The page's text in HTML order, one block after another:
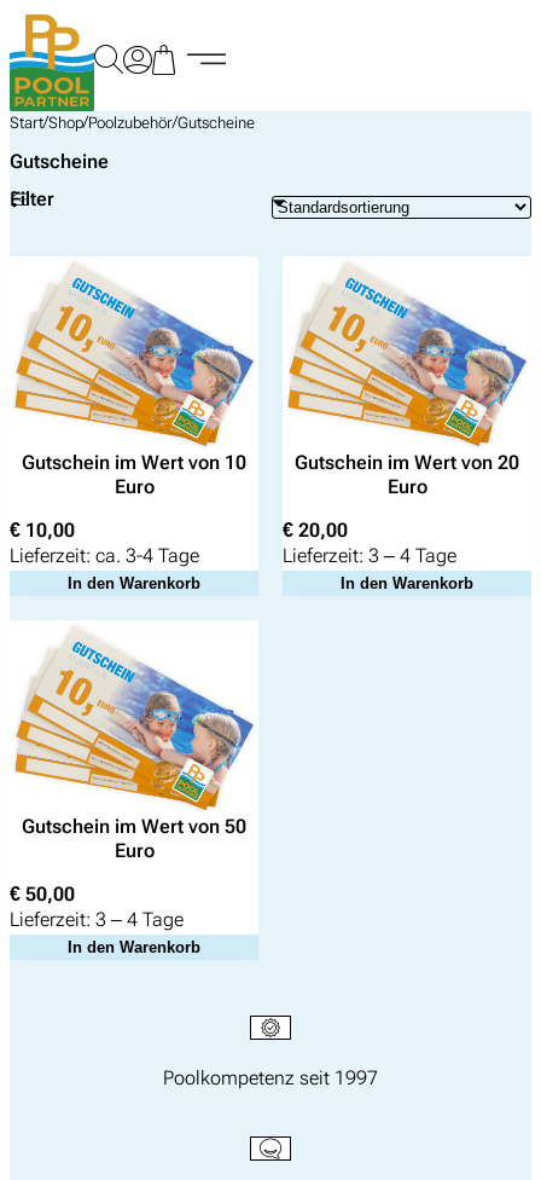
Zum
Inhalt
springen
Start/Shop/Poolzubehör/Gutscheine
Gutscheine
Filter
Gutschein im Wert von 10
Euro
€ 10,00
Lieferzeit: ca. 3-4 Tage
In den Warenkorb
Gutschein im Wert von 20
Euro
€ 20,00
Lieferzeit: 3 – 4 Tage
In den Warenkorb
Gutschein im Wert von 50
Euro
€ 50,00
Lieferzeit: 3 – 4 Tage
In den Warenkorb
Poolkompetenz seit 1997